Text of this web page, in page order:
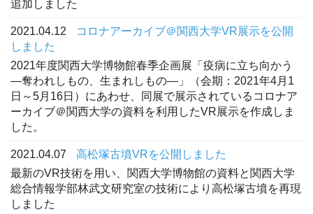
追加しました
2021.04.12
コロナアーカイブ＠関西大学VR展示を公開
しました
2021年度関西大学博物館春季企画展「疫病に立ち向かう
―奪われしもの、生まれしもの―」（会期：2021年4月1
日～5月16日）にあわせ、同展で展示されているコロナア
ーカイブ＠関西大学の資料を利用したVR展示を作成しま
した。
2021.04.07
高松塚古墳VRを公開しました
最新のVR技術を用い、関西大学博物館の資料と関西大学
総合情報学部林武文研究室の技術により高松塚古墳を再現
しました